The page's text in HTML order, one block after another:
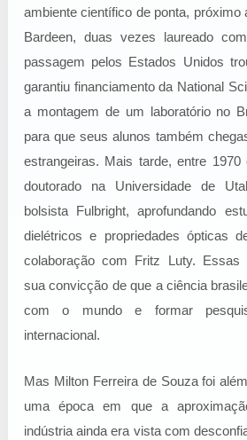
ambiente científico de ponta, próximo
Bardeen, duas vezes laureado
passagem pelos Estados Unidos
garantiu financiamento da National
a montagem de um laboratório no
para que seus alunos também
estrangeiras. Mais tarde, entre
doutorado na Universidade de
bolsista Fulbright, aprofundando
dielétricos e propriedades ópticas
colaboração com Fritz Luty. Essas
sua convicção de que a ciência
com o mundo e formar
internacional.
Mas Milton Ferreira de Souza foi
uma época em que a
indústria ainda era vista com